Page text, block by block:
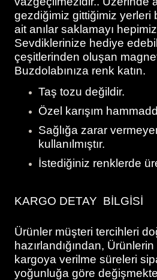
gezdiğimiz gittiğimiz yerleri
ait anılar saklamayı
Sevdiklerinize hediye
çeşitlerinden oluşan
Buzdolabınıza renk katın.
Taş tozu değildir.
Özel karışım
Sağlığa zarar
kullanılmıştır.
İstediğiniz renklerde
KARGO DETAY BİLGİSİ
Ürünler müşteri tercihleri
hazırlandığından,
kargoya verilme süreleri
yoğunluğa göre